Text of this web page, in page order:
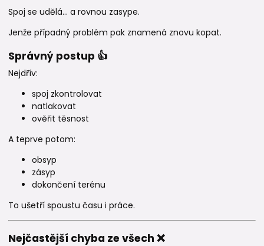
Spoj se udělá… a rovnou zasype.
Jenže případný problém pak znamená znovu kopat.
Správný postup 👍
Nejdřív:
spoj zkontrolovat
natlakovat
ověřit těsnost
A teprve potom:
obsyp
zásyp
dokončení terénu
To ušetří spoustu času i práce.
Nejčastější chyba ze všech ❌